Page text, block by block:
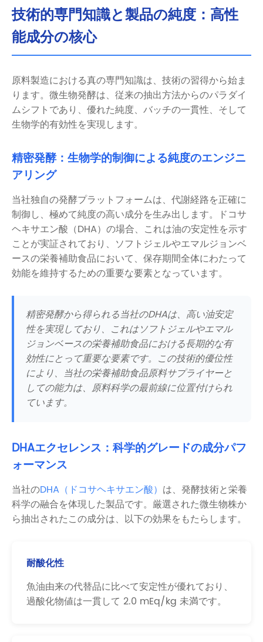
技術的専門知識と製品の純度：高性
能成分の核心
原料製造における真の専門知識は、技術の習得から始ま
ります。微生物発酵は、従来の抽出方法からのパラダイ
ムシフトであり、優れた純度、バッチの一貫性、そして
生物学的有効性を実現します。
精密発酵：生物学的制御による純度のエンジニ
アリング
当社独自の発酵プラットフォームは、代謝経路を正確に
制御し、極めて純度の高い成分を生み出します。ドコサ
ヘキサエン酸（DHA）の場合、これは油の安定性を示す
ことが実証されており、ソフトジェルやエマルジョンベ
ースの栄養補助食品において、保存期間全体にわたって
効能を維持するための重要な要素となっています。
精密発酵から得られる当社のDHAは、高い油安定
性を実現しており、これはソフトジェルやエマル
ジョンベースの栄養補助食品における長期的な有
効性にとって重要な要素です。この技術的優位性
により、当社の栄養補助食品原料サプライヤーと
しての能力は、原料科学の最前線に位置付けられ
ています。
DHAエクセレンス：科学的グレードの成分パフ
ォーマンス
当社のDHA（ドコサヘキサエン酸） は、発酵技術と栄養
科学の融合を体現した製品です。厳選された微生物株か
ら抽出されたこの成分は、以下の効果をもたらします。
耐酸化性
魚油由来の代替品に比べて安定性が優れており、
過酸化物値は一貫して 2.0 mEq/kg 未満です。